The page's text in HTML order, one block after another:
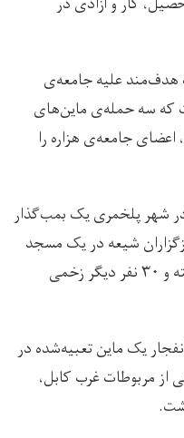
علیه جامعه‌ی
که سه حمله‌ی ماین‌های
اعضای جامعه‌ی هزاره را
که در ۱۳ اکتوبر در شهر پلخمری یک بمب‌گذار
شیعه در یک مسجد
منفجر کرد که در اثر آن، ۲۱ نفر کشته و ۳۰ نفر دیگر زخمی
به تاریخ ۲۶ اکتوبر انفجار یک ماین تعبیه‌شده در
مربوطات غرب کابل،